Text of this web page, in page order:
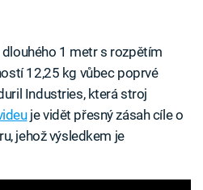
1 metr s rozpětím
12,25 kg vůbec poprvé
Industries, která stroj
je vidět přesný zásah cíle o
jehož výsledkem je